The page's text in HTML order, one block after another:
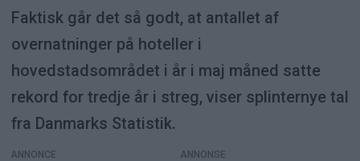
Faktisk går det så godt, at antallet af
overnatninger på hoteller i
hovedstadsområdet i år i maj måned satte
rekord for tredje år i streg, viser splinternye tal
fra Danmarks Statistik.
ANNONCE